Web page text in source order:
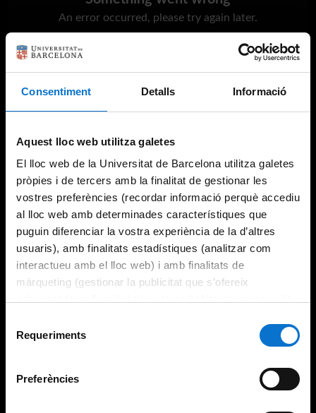
Consentiment Detalls Informació
Aquest lloc web utilitza galetes
El lloc web de la Universitat de Barcelona utilitza galetes
pròpies i de tercers amb la finalitat de gestionar les
vostres preferències (recordar informació perquè accediu
al lloc web amb determinades característiques que
puguin diferenciar la vostra experiència de la d’altres
usuaris), amb finalitats estadístiques (analitzar com
interactueu amb el lloc web) i amb finalitats de
màrqueting (gestionar la publicitat que s’ofereix
consultar laPolítica de galetes del lloc web de la
Requeriments
Preferències
An error occurred, please try again later.